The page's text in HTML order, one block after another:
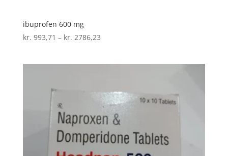
ibuprofen 600 mg
kr. 993,71 – kr. 2786,23Prisinterval: